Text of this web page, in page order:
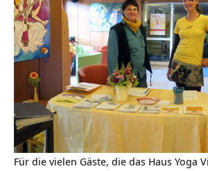
Für die vielen Gäste, die das Haus Yoga